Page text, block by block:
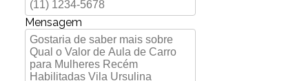
Mensagem